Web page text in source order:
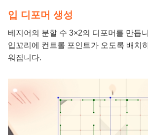
입 디포머 생성
베지어의 분할 수 3×2의 디포머를 만듭
입꼬리에 컨트롤 포인트가 오도록 배치
워집니다.